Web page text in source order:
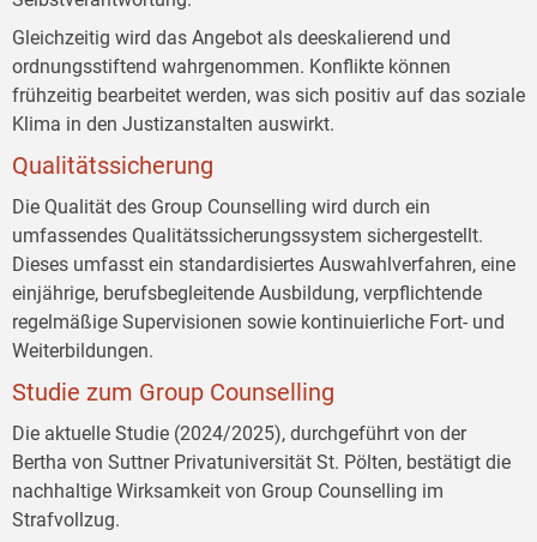
Gleichzeitig wird das Angebot als deeskalierend und
ordnungsstiftend wahrgenommen. Konflikte können
frühzeitig bearbeitet werden, was sich positiv auf das soziale
Klima in den Justizanstalten auswirkt.
Qualitätssicherung
Die Qualität des Group Counselling wird durch ein
umfassendes Qualitätssicherungssystem sichergestellt.
Dieses umfasst ein standardisiertes Auswahlverfahren, eine
einjährige, berufsbegleitende Ausbildung, verpflichtende
regelmäßige Supervisionen sowie kontinuierliche Fort- und
Weiterbildungen.
Studie zum Group Counselling
Die aktuelle Studie (2024/2025), durchgeführt von der
Bertha von Suttner Privatuniversität St. Pölten, bestätigt die
nachhaltige Wirksamkeit von Group Counselling im
Strafvollzug.